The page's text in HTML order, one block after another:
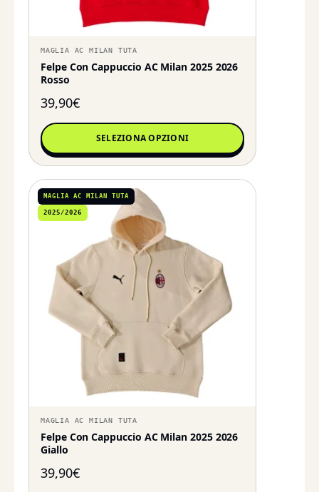
MAGLIA AC MILAN TUTA
Felpe Con Cappuccio AC Milan 2025 2026
Rosso
39,90€
SELEZIONA OPZIONI
MAGLIA AC MILAN TUTA
2025/2026
MAGLIA AC MILAN TUTA
Felpe Con Cappuccio AC Milan 2025 2026
Giallo
39,90€